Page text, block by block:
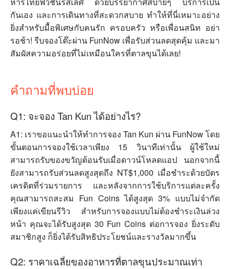
กันเอง และการเดินทางที่สะดวกสบาย ทำให้ที่นี่เหมาะอย่าง
ยิ่งสำหรับมื้อพิเศษกับคนรัก ครอบครัว หรือเพื่อนสนิท อย่า
รอช้า! รีบจองโต๊ะผ่าน FunNow เพื่อรับส่วนลดสุดคุ้ม และมา
สัมผัสความอร่อยที่ไม่เหมือนใครที่ตาลขุนได้เลย!
คำถามที่พบบ่อย
Q1: จะจอง Tan Kun ได้อย่างไร?
A1: เราขอแนะนำให้ทำการจอง Tan Kun ผ่าน FunNow โดย
ขั้นตอนการจองใช้เวลาเพียง 15 วินาทีเท่านั้น ผู้ใช้ใหม่
สามารถรับของขวัญต้อนรับเมื่อดาวน์โหลดแอป นอกจากนี้
ยังสามารถรับส่วนลดสูงสุดถึง NT$1,000 เมื่อชำระด้วยบัตร
เครดิตที่ร่วมรายการ และหลังจากการใช้บริการแต่ละครั้ง
คุณสามารถสะสม Fun Coins ได้สูงสุด 3% แบบไม่จำกัด
เพียงแค่เขียนรีวิว สำหรับการจองแบบไม่ต้องชำระเงินล่วง
หน้า คุณจะได้รับสูงสุด 30 Fun Coins ต่อการจอง ยิ่งระดับ
สมาชิกสูง ก็ยิ่งได้รับสิทธิประโยชน์และรางวัลมากขึ้น
Q2: ราคาเฉลี่ยของอาหารที่ตาลขุนประมาณเท่า